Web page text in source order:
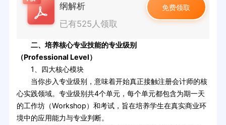
纲解析
已有525人领取
免费领取
二、培养核心专业技能的专业级别
（Professional Level）
1、四大核心模块
当你步入专业级别，意味着开始真正接触注册会计师的核
心实践领域。专业级别共4个单元，每个单元都包含为期一天
的工作坊（Workshop）和考试，旨在培养学生在真实商业环
境中的应用能力与专业判断。